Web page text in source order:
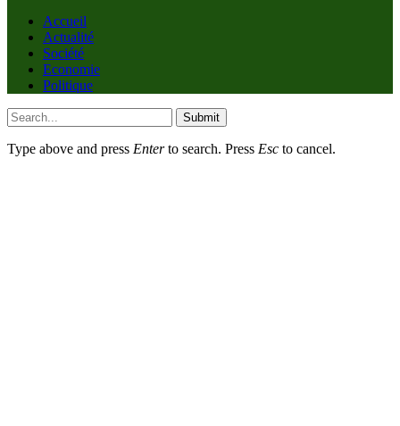
Accueil
Actualité
Société
Economie
Politique
Submit
Type above and press Enterto search. Press Esc to cancel.